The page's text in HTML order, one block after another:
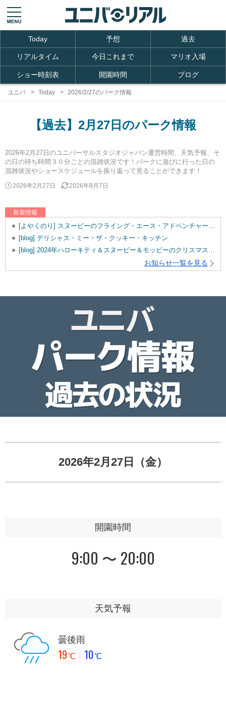
Today 予想 過去
リアルタイム 今日これまで マリオ入場
ショー時刻表 開園時間 ブログ
ユニバ Today 2026/2/27のパーク情報
【過去】2月27日のパーク情報
2026年2月27日のユニバーサルスタジオジャパン運営時間、天気予報、そ
の日の待ち時間３０分ごとの混雑状況です！パークに遊びに行った日の
混雑状況やショースケジュールを振り返って見ることができます！
2026年2月27日 2026年8月7日
新着情報
[よやくのり] スヌーピーのフライング・エース・アドベンチャーを追加しました。
[blog] デリシャス・ミー・ザ・クッキー・キッチン
[blog] 2024年ハローキティ＆スヌーピー＆モッピーのクリスマスグッズ♡
お知らせ一覧を見る
2026年2月27日（金）
開園時間
9:00 〜 20:00
天気予報
曇後雨
19℃ 10℃